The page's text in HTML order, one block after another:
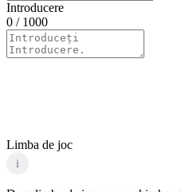
Introducere
0 / 1000
Limba de joc
i